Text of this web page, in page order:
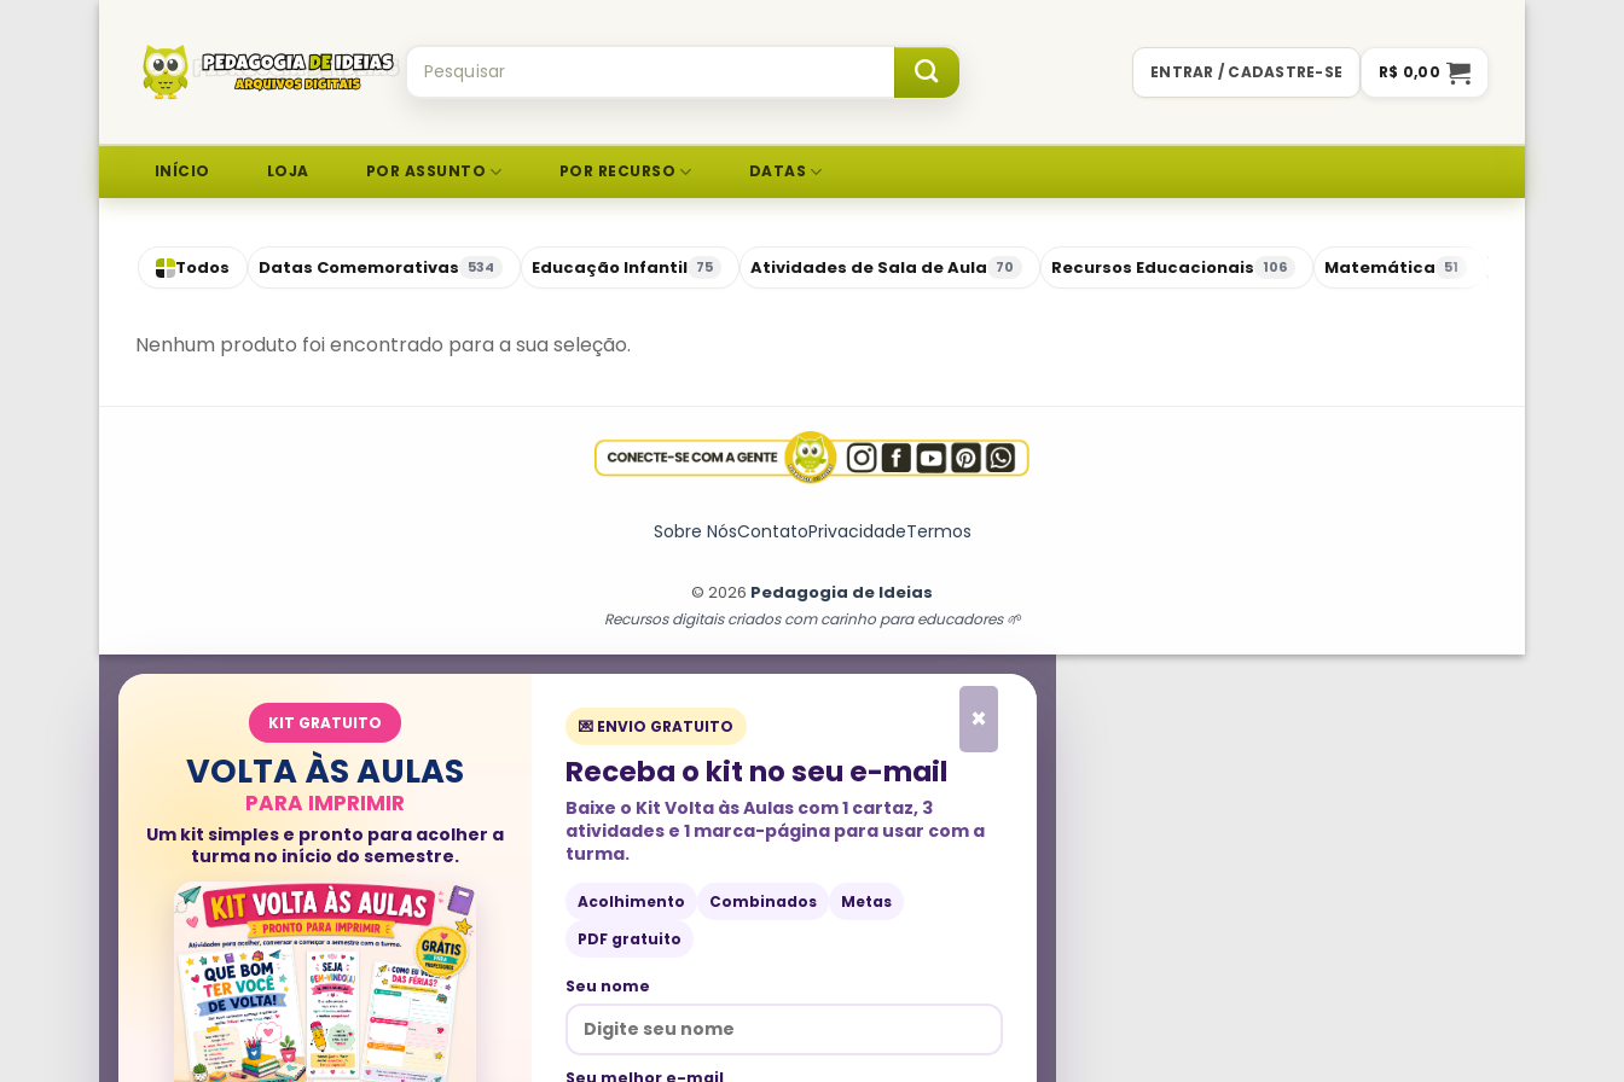
content
por:
ENTRAR / CADASTRE-SE R$ 0,00
INÍCIO LOJA POR ASSUNTO POR RECURSO DATAS
Todos Datas Comemorativas 534 Educação Infantil 75 Atividades de Sala de Aula 70 Recursos Educacionais 106 Matemática 51
Nenhum produto foi encontrado para a sua seleção.
Sobre NósContatoPrivacidadeTermos
© 2026 Pedagogia de Ideias
Recursos digitais criados com carinho para educadores 🌱
×
KIT GRATUITO
VOLTA ÀS AULAS
PARA IMPRIMIR
Um kit simples e pronto para acolher a
turma no início do semestre.
💌 ENVIO GRATUITO
Receba o kit no seu e-mail
Baixe o Kit Volta às Aulas com 1 cartaz, 3
atividades e 1 marca-página para usar com a
turma.
Acolhimento Combinados
Metas
PDF gratuito
Seu nome